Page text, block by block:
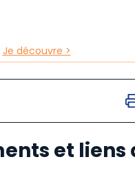
Je découvre >
et liens